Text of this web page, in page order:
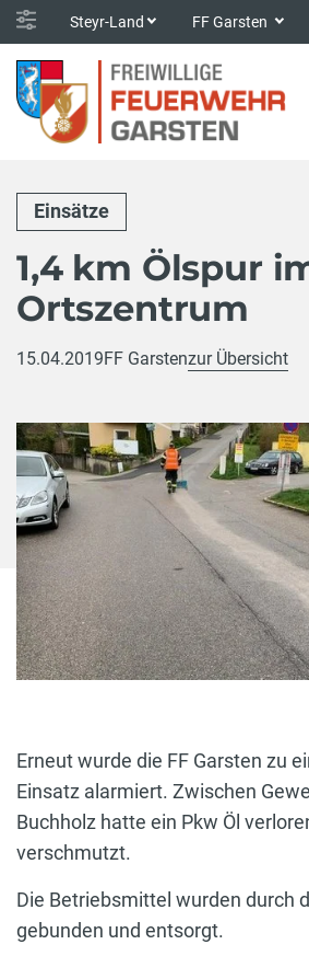
Steyr-Land FF Garsten
Einsätze
1,4 km Ölspur
Ortszentrum
15.04.2019FF Garstenzur Übersicht
Erneut wurde die FF Garsten zu
Einsatz alarmiert. Zwischen
Buchholz hatte ein Pkw Öl
verschmutzt.
Die Betriebsmittel wurden durch
gebunden und entsorgt.